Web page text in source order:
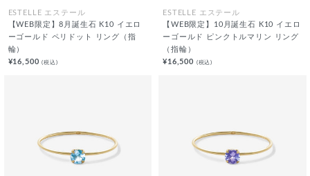
ESTELLE エステール
【WEB限定】8月誕生石 K10 イエロ
ーゴールド ペリドット リング（指
輪）
¥16,500(税込)
ESTELLE エステール
【WEB限定】10月誕生石 K10 イエロ
ーゴールド ピンクトルマリン リング
（指輪）
¥16,500 (税込)